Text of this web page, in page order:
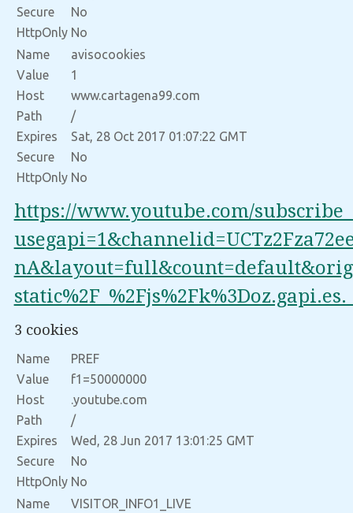
Secure
No
HttpOnly No
Name
avisocookies
Value
1
Host
www.cartagena99.com
Path
/
Expires
Sat, 28 Oct 2017 01:07:22 GMT
Secure
No
HttpOnly No
https://www.youtube.com/
3 cookies
Name
PREF
Value
f1=50000000
Host
.youtube.com
Path
/
Expires
Wed, 28 Jun 2017 13:01:25 GMT
Secure
No
HttpOnly No
Name
VISITOR_INFO1_LIVE